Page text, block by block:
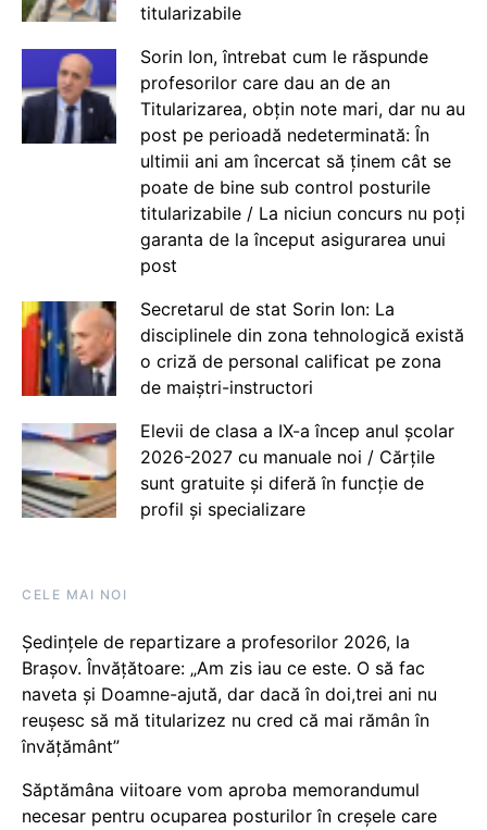
titularizabile
Sorin Ion, întrebat cum le răspunde
profesorilor care dau an de an
Titularizarea, obțin note mari, dar nu au
post pe perioadă nedeterminată: În
ultimii ani am încercat să ținem cât se
poate de bine sub control posturile
titularizabile / La niciun concurs nu poți
garanta de la început asigurarea unui
post
Secretarul de stat Sorin Ion: La
disciplinele din zona tehnologică există
o criză de personal calificat pe zona
de maiștri-instructori
Elevii de clasa a IX-a încep anul școlar
2026-2027 cu manuale noi / Cărțile
sunt gratuite și diferă în funcție de
profil și specializare
CELE MAI NOI
Ședințele de repartizare a profesorilor 2026, la
Brașov. Învățătoare: „Am zis iau ce este. O să fac
naveta și Doamne-ajută, dar dacă în doi,trei ani nu
reușesc să mă titularizez nu cred că mai rămân în
învățământ”
Săptămâna viitoare vom aproba memorandumul
necesar pentru ocuparea posturilor în creșele care